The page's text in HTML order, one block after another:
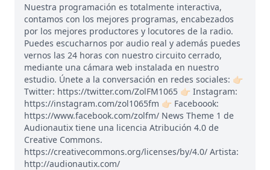
Nuestra programación es totalmente interactiva,
contamos con los mejores programas, encabezados
por los mejores productores y locutores de la radio.
Puedes escucharnos por audio real y además puedes
vernos las 24 horas con nuestro circuito cerrado,
mediante una cámara web instalada en nuestro
estudio. Únete a la conversación en redes sociales: 👉🏻
Twitter: https://twitter.com/ZolFM1065 👉🏻 Instagram:
https://instagram.com/zol1065fm 👉🏻 Faceboook:
https://www.facebook.com/zolfm/ News Theme 1 de
Audionautix tiene una licencia Atribución 4.0 de
Creative Commons.
https://creativecommons.org/licenses/by/4.0/ Artista:
http://audionautix.com/